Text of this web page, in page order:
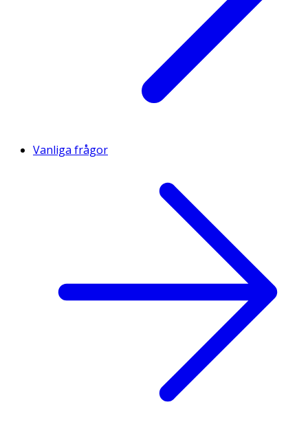
Vanliga frågor